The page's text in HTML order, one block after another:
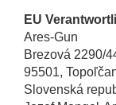
EU
Ares-Gun
Brezová 2290/
95501,
Slovenská